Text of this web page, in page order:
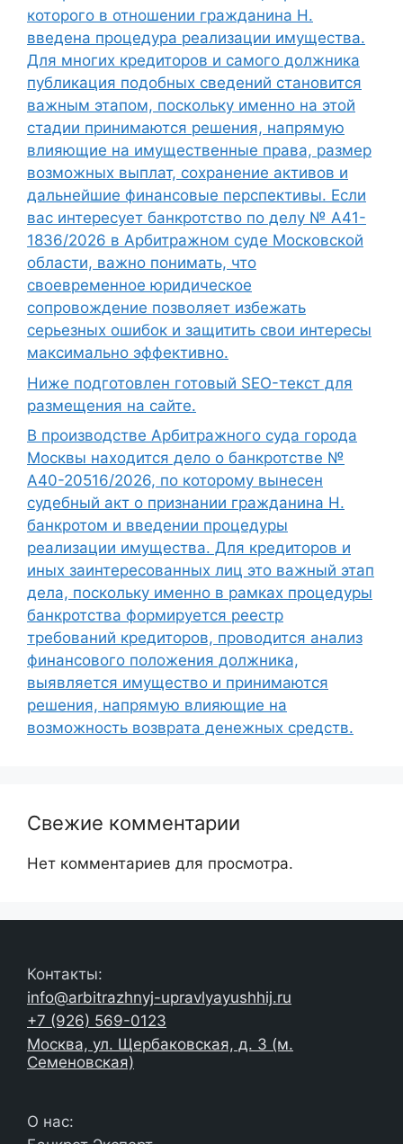
которого в отношении гражданина Н.
введена процедура реализации имущества.
Для многих кредиторов и самого должника
публикация подобных сведений становится
важным этапом, поскольку именно на этой
стадии принимаются решения, напрямую
влияющие на имущественные права, размер
возможных выплат, сохранение активов и
дальнейшие финансовые перспективы. Если
вас интересует банкротство по делу № А41-
1836/2026 в Арбитражном суде Московской
области, важно понимать, что
своевременное юридическое
сопровождение позволяет избежать
серьезных ошибок и защитить свои интересы
максимально эффективно.
Ниже подготовлен готовый SEO-текст для
размещения на сайте.
В производстве Арбитражного суда города
Москвы находится дело о банкротстве №
А40-20516/2026, по которому вынесен
судебный акт о признании гражданина Н.
банкротом и введении процедуры
реализации имущества. Для кредиторов и
иных заинтересованных лиц это важный этап
дела, поскольку именно в рамках процедуры
банкротства формируется реестр
требований кредиторов, проводится анализ
финансового положения должника,
выявляется имущество и принимаются
решения, напрямую влияющие на
возможность возврата денежных средств.
Свежие комментарии
Нет комментариев для просмотра.
Контакты:
info@arbitrazhnyj-upravlyayushhij.ru
+7 (926) 569-0123
Москва, ул. Щербаковская, д. 3 (м.
Семеновская)
О нас: